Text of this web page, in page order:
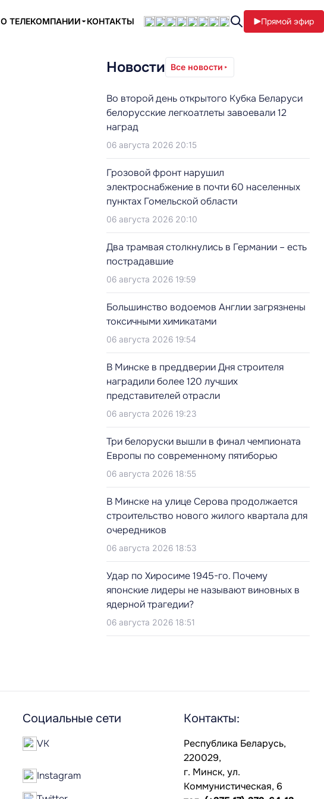
О ТЕЛЕКОМПАНИИ КОНТАКТЫ Прямой эфир
Новости Все новости
Во второй день открытого Кубка Беларуси
белорусские легкоатлеты завоевали 12
наград
06 августа 2026 20:15
Грозовой фронт нарушил
электроснабжение в почти 60 населенных
пунктах Гомельской области
06 августа 2026 20:10
Два трамвая столкнулись в Германии – есть
пострадавшие
06 августа 2026 19:59
Большинство водоемов Англии загрязнены
токсичными химикатами
06 августа 2026 19:54
В Минске в преддверии Дня строителя
наградили более 120 лучших
представителей отрасли
06 августа 2026 19:23
Три белоруски вышли в финал чемпионата
Европы по современному пятиборью
06 августа 2026 18:55
В Минске на улице Серова продолжается
строительство нового жилого квартала для
очередников
06 августа 2026 18:53
Удар по Хиросиме 1945-го. Почему
японские лидеры не называют виновных в
ядерной трагедии?
06 августа 2026 18:51
Социальные сети
VK
Instagram
Контакты:
Республика Беларусь,
220029,
г. Минск, ул.
Коммунистическая, 6